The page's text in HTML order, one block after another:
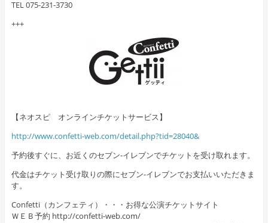
TEL 075-231-3730
+++
【ネオスピ オンラインチケットサービス】
http://www.confetti-web.com/detail.php?tid=28040&
予約後すぐに、お近くのセブン-イレブンでチケットを受け取れます。
代金はチケット受け取りの際にセブン-イレブンでお支払いいただきま
す。
Confetti（カンフェティ）・・・お得な公演チケットサイト
ＷＥＢ予約 http://confetti-web.com/